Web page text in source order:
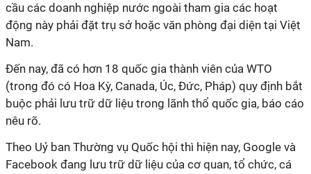
cầu các doanh nghiệp nước ngoài tham gia các hoạt
động này phải đặt trụ sở hoặc văn phòng đại diện tại Việt
Nam.
Đến nay, đã có hơn 18 quốc gia thành viên của WTO
(trong đó có Hoa Kỳ, Canada, Úc, Đức, Pháp) quy định bắt
buộc phải lưu trữ dữ liệu trong lãnh thổ quốc gia, báo cáo
nêu rõ.
Theo Uỷ ban Thường vụ Quốc hội thì hiện nay, Google và
Facebook đang lưu trữ dữ liệu của cơ quan, tổ chức, cá